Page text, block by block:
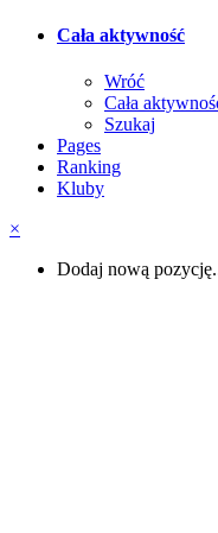
Cała aktywność
Wróć
Cała
Szukaj
Pages
Ranking
Kluby
×
Dodaj nową